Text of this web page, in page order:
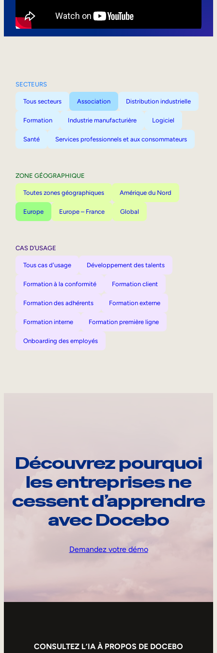
SECTEURS
Tous secteurs Association Distribution industrielle
Formation Industrie manufacturière Logiciel
Santé Services professionnels et aux consommateurs
ZONE GÉOGRAPHIQUE
Toutes zones géographiques Amérique du Nord
Europe Europe – France Global
CAS D’USAGE
Tous cas d'usage Développement des talents
Formation à la conformité Formation client
Formation des adhérents Formation externe
Formation interne Formation première ligne
Onboarding des employés
Découvrez pourquoi
les entreprises ne
cessent d’apprendre
avec Docebo
Demandez votre démo
CONSULTEZ L’IA À PROPOS DE DOCEBO